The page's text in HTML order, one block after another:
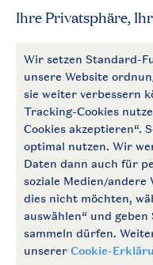
Zum Newsletter
Mehr Landal
Zahlungsmöglichkeiten